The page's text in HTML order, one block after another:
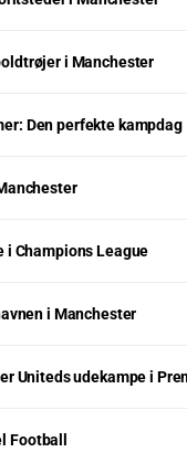
i Manchester
Den perfekte kampdag
Champions League
i Manchester
Uniteds udekampe i
Football